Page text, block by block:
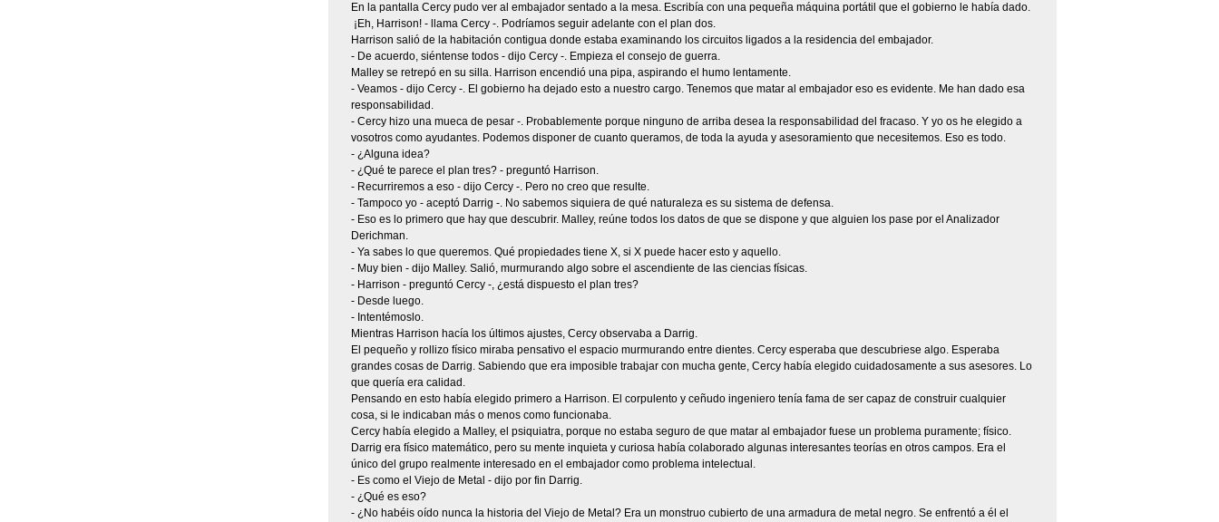
En la pantalla Cercy pudo ver al embajador sentado a la mesa. Escribía con una pequeña máquina portátil que el gobierno le había dado.
­ ¡Eh, Harrison! - llama Cercy -. Podríamos seguir adelante con el plan dos.
Harrison salió de la habitación contigua donde estaba examinando los circuitos ligados a la residencia del embajador.
- De acuerdo, siéntense todos - dijo Cercy -. Empieza el consejo de guerra.
Malley se retrepó en su silla. Harrison encendió una pipa, aspirando el humo lentamente.
- Veamos - dijo Cercy -. El gobierno ha dejado esto a nuestro cargo. Tenemos que matar al embajador eso es evidente. Me han dado esa
responsabilidad.
- Cercy hizo una mueca de pesar -. Probablemente porque ninguno de arriba desea la responsabilidad del fracaso. Y yo os he elegido a
vosotros como ayudantes. Podemos disponer de cuanto queramos, de toda la ayuda y asesoramiento que necesitemos. Eso es todo.
- ¿Alguna idea?
- ¿Qué te parece el plan tres? - preguntó Harrison.
- Recurriremos a eso - dijo Cercy -. Pero no creo que resulte.
- Tampoco yo - aceptó Darrig -. No sabemos siquiera de qué naturaleza es su sistema de defensa.
- Eso es lo primero que hay que descubrir. Malley, reúne todos los datos de que se dispone y que alguien los pase por el Analizador
Derichman.
- Ya sabes lo que queremos. Qué propiedades tiene X, si X puede hacer esto y aquello.
- Muy bien - dijo Malley. Salió, murmurando algo sobre el ascendiente de las ciencias físicas.
- Harrison - preguntó Cercy -, ¿está dispuesto el plan tres?
- Desde luego.
- Intentémoslo.
Mientras Harrison hacía los últimos ajustes, Cercy observaba a Darrig.
El pequeño y rollizo físico miraba pensativo el espacio murmurando entre dientes. Cercy esperaba que descubriese algo. Esperaba
grandes cosas de Darrig. Sabiendo que era imposible trabajar con mucha gente, Cercy había elegido cuidadosamente a sus asesores. Lo
que quería era calidad.
Pensando en esto había elegido primero a Harrison. El corpulento y ceñudo ingeniero tenía fama de ser capaz de construir cualquier
cosa, si le indicaban más o menos como funcionaba.
Cercy había elegido a Malley, el psiquiatra, porque no estaba seguro de que matar al embajador fuese un problema puramente; físico.
Darrig era físico matemático, pero su mente inquieta y curiosa había colaborado algunas interesantes teorías en otros campos. Era el
único del grupo realmente interesado en el embajador como problema intelectual.
- Es como el Viejo de Metal - dijo por fin Darrig.
- ¿Qué es eso?
- ¿No habéis oído nunca la historia del Viejo de Metal? Era un monstruo cubierto de una armadura de metal negro. Se enfrentó a él el